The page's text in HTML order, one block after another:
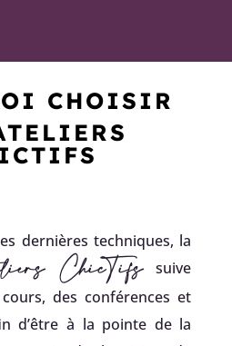
CHOISIR
dernières techniques, la
ChicTifssuive
des conférences et
d’être à la pointe de la